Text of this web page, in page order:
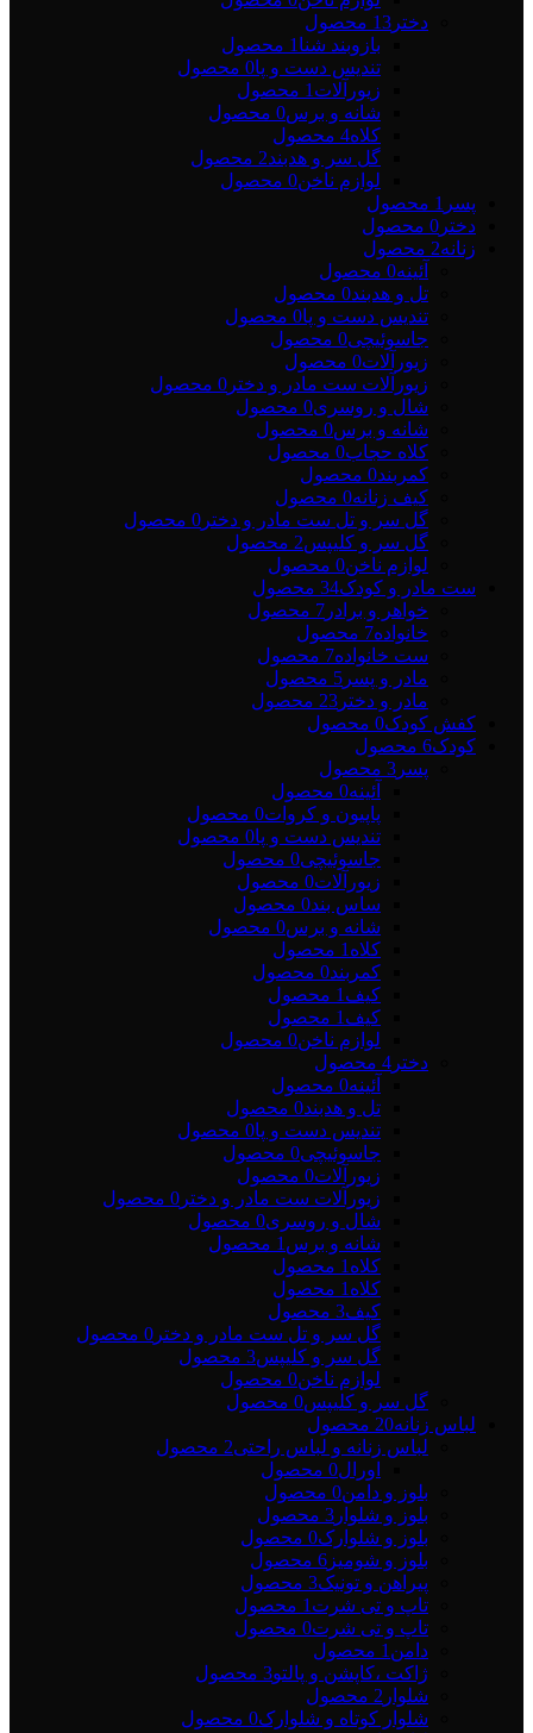
دختر 13 محصول
بازوبند شنا 1 محصول
تندیس دست و پا0 محصول
زیورآلات 1 محصول
شانه و برس0 محصول
کلاه4 محصول
گل سر و هدبند2 محصول
لوازم ناخن0 محصول
پسر 1 محصول
دختر 0 محصول
زنانه2 محصول
آئینه0 محصول
تل و هدبند0 محصول
تندیس دست و پا0 محصول
جاسوئیچی0 محصول
زیورآلات0 محصول
زیورآلات ست مادر و دختر 0 محصول
شال و روسری0 محصول
شانه و برس0 محصول
کلاه حجاب0 محصول
کمربند0 محصول
کیف زنانه0 محصول
گل سر و تل ست مادر و دختر 0 محصول
گل سر و کلیپس2 محصول
لوازم ناخن0 محصول
ست مادر و کودک34 محصول
خواهر و برادر 7 محصول
خانواده7 محصول
ست خانواده7 محصول
مادر و پسر 5 محصول
مادر و دختر 23 محصول
کفش کودک0 محصول
کودک6 محصول
پسر 3 محصول
آئینه0 محصول
پاپیون و کروات0 محصول
تندیس دست و پا0 محصول
جاسوئیچی0 محصول
زیورآلات0 محصول
ساس بند0 محصول
شانه و برس0 محصول
کلاه 1 محصول
کمربند0 محصول
کیف 1 محصول
کیف 1 محصول
لوازم ناخن0 محصول
دختر 4 محصول
آئینه0 محصول
تل و هدبند0 محصول
تندیس دست و پا0 محصول
جاسوئیچی0 محصول
زیورآلات0 محصول
زیورآلات ست مادر و دختر 0 محصول
شال و روسری0 محصول
شانه و برس 1 محصول
کلاه 1 محصول
کلاه 1 محصول
کیف3 محصول
گل سر و تل ست مادر و دختر 0 محصول
گل سر و کلیپس3 محصول
لوازم ناخن0 محصول
گل سر و کلیپس0 محصول
لباس زنانه20 محصول
لباس زنانه و لباس راحتی2 محصول
اورال0 محصول
بلوز و دامن0 محصول
بلوز و شلوار 3 محصول
بلوز و شلوارک0 محصول
بلوز و شومیز 6 محصول
پیراهن و تونیک3 محصول
تاپ و تی شرت 1 محصول
تاپ و تی شرت0 محصول
دامن 1 محصول
ژاکت ،کاپشن و پالتو3 محصول
شلوار 2 محصول
شلوار کوتاه و شلوارک0 محصول